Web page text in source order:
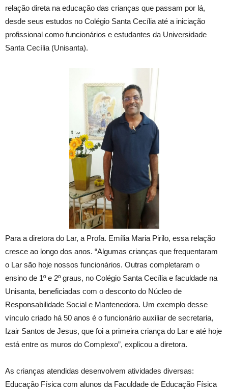
relação direta na educação das crianças que passam por lá,
desde seus estudos no Colégio Santa Cecília até a iniciação
profissional como funcionários e estudantes da Universidade
Santa Cecília (Unisanta).
Para a diretora do Lar, a Profa. Emília Maria Pirilo, essa relação
cresce ao longo dos anos. “Algumas crianças que frequentaram
o Lar são hoje nossos funcionários. Outras completaram o
ensino de 1º e 2º graus, no Colégio Santa Cecília e faculdade na
Unisanta, beneficiadas com o desconto do Núcleo de
Responsabilidade Social e Mantenedora. Um exemplo desse
vínculo criado há 50 anos é o funcionário auxiliar de secretaria,
Izair Santos de Jesus, que foi a primeira criança do Lar e até hoje
está entre os muros do Complexo”, explicou a diretora.
As crianças atendidas desenvolvem atividades diversas:
Educação Física com alunos da Faculdade de Educação Física